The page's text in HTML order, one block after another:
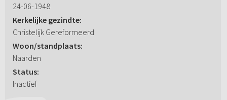
24-06-1948
Kerkelijke gezindte:
Christelijk Gereformeerd
Woon/standplaats:
Naarden
Status:
Inactief